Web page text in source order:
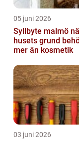
05 juni 2026
Syllbyte malmö när
husets grund
mer än kosmetik
03 juni 2026